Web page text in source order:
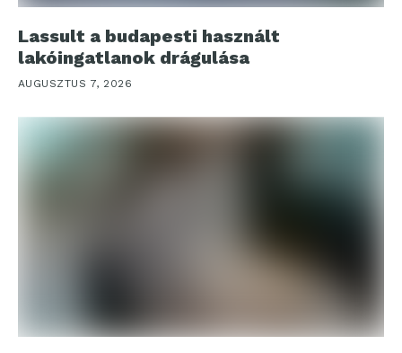
Lassult a budapesti használt
lakóingatlanok drágulása
AUGUSZTUS 7, 2026